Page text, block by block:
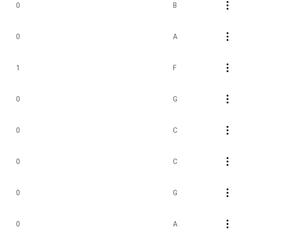
0 B
0 A
1 F
0 G
0 C
0 C
0 G
0 A